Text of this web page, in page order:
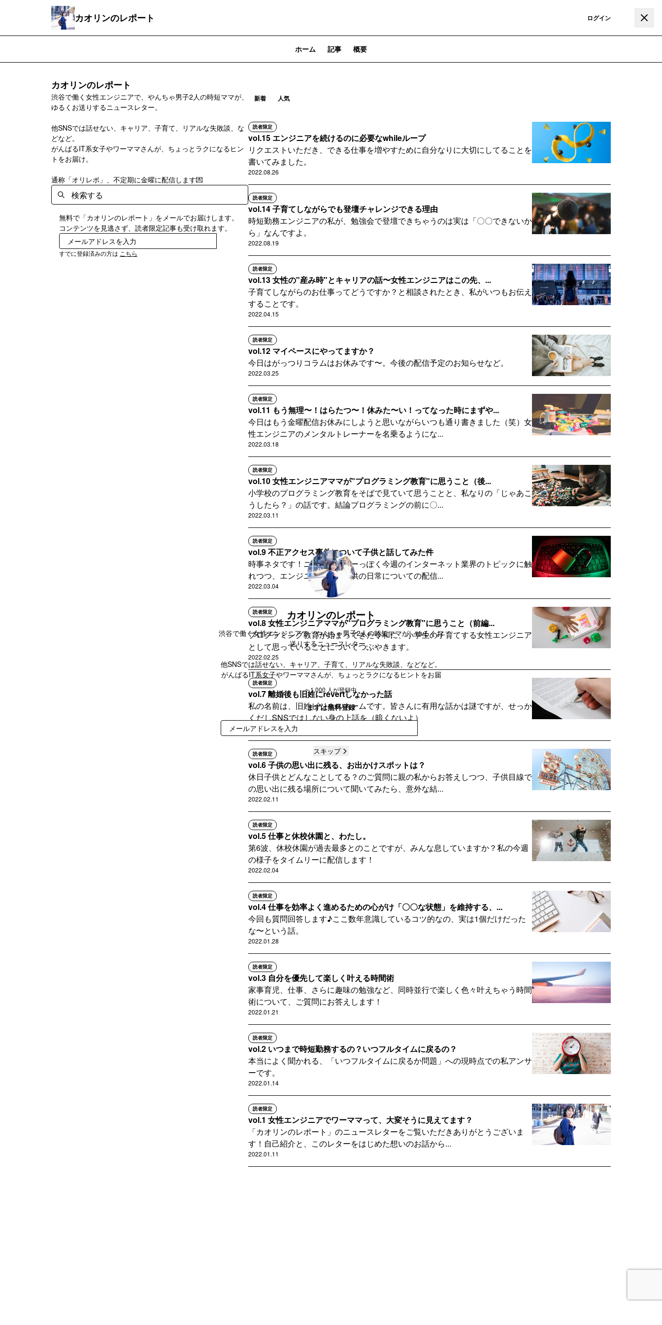
カオリンのレポート ログイン
ホーム 記事 概要
カオリンのレポート
渋谷で働く女性エンジニアで、やんちゃ男子2人の時短ママが、
ゆるくお送りするニュースレター。
他SNSでは話せない、キャリア、子育て、リアルな失敗談、な
どなど。
がんばるIT系女子やワーママさんが、ちょっとラクになるヒン
トをお届け。
通称「オリレポ」、不定期に金曜に配信します💌
無料で「カオリンのレポート」をメールでお届けします。
コンテンツを見逃さず、読者限定記事も受け取れます。
すでに登録済みの方は こちら
新着 人気
読者限定
vol.15 エンジニアを続けるのに必要なwhileループ
リクエストいただき、できる仕事を増やすために自分なりに大切にしてることを
書いてみました。
2022.08.26
読者限定
vol.14 子育てしながらでも登壇チャレンジできる理由
時短勤務エンジニアの私が、勉強会で登壇できちゃうのは実は「〇〇できないか
ら」なんですよ。
2022.08.19
読者限定
vol.13 女性の"産み時"とキャリアの話〜女性エンジニアはこの先、...
子育てしながらのお仕事ってどうですか？と相談されたとき、私がいつもお伝え
することです。
2022.04.15
読者限定
vol.12 マイペースにやってますか？
今日はがっつりコラムはお休みです〜。今後の配信予定のお知らせなど。
2022.03.25
読者限定
vol.11 もう無理〜！はらたつ〜！休みた〜い！ってなった時にまずや...
今日はもう金曜配信お休みにしようと思いながらいつも通り書きました（笑）女
性エンジニアのメンタルトレーナーを名乗るようにな...
2022.03.18
読者限定
vol.10 女性エンジニアママが"プログラミング教育"に思うこと（後...
小学校のプログラミング教育をそばで見ていて思うことと、私なりの「じゃあこ
うしたら？」の話です。結論プログラミングの前に〇...
2022.03.11
読者限定
vol.9 不正アクセス事件について子供と話してみた件
時事ネタです！ニュースレターっぽく今週のインターネット業界のトピックに触
れつつ、エンジニアママと子供の日常についての配信...
2022.03.04
読者限定
vol.8 女性エンジニアママが"プログラミング教育"に思うこと（前編...
プログラミング教育が始まってきた令和に、小学生の子育てする女性エンジニア
として思っていることについてつぶやきます。
2022.02.25
読者限定
vol.7 離婚後も旧姓にrevertしなかった話
私の名前は、旧姓ビジネスネームです。皆さんに有用な話かは謎ですが、せっか
くだしSNSではしない身の上話を（暗くないよ）
2022.02.18
読者限定
vol.6 子供の思い出に残る、お出かけスポットは？
休日子供とどんなことしてる？のご質問に親の私からお答えしつつ、子供目線で
の思い出に残る場所について聞いてみたら、意外な結...
2022.02.11
読者限定
vol.5 仕事と休校休園と、わたし。
第6波、休校休園が過去最多とのことですが、みんな息していますか？私の今週
の様子をタイムリーに配信します！
2022.02.04
読者限定
vol.4 仕事を効率よく進めるための心がけ「〇〇な状態」を維持する、...
今回も質問回答します♪ここ数年意識しているコツ的なの、実は1個だけだった
な〜という話。
2022.01.28
読者限定
vol.3 自分を優先して楽しく叶える時間術
家事育児、仕事、さらに趣味の勉強など、同時並行で楽しく色々叶えちゃう時間
術について、ご質問にお答えします！
2022.01.21
読者限定
vol.2 いつまで時短勤務するの？いつフルタイムに戻るの？
本当によく聞かれる、「いつフルタイムに戻るか問題」への現時点での私アンサ
ーです。
2022.01.14
読者限定
vol.1 女性エンジニアでワーママって、大変そうに見えてます？
「カオリンのレポート」のニュースレターをご覧いただきありがとうございま
す！自己紹介と、このレターをはじめた想いのお話から...
2022.01.11
カオリンのレポート
渋谷で働く女性エンジニアで、やんちゃ男子2人の時短ママが、ゆるくお
送りするニュースレター。
他SNSでは話せない、キャリア、子育て、リアルな失敗談、などなど。
がんばるIT系女子やワーママさんが、ちょっとラクになるヒントをお届
け。
通称「オリレポ」、不定期に金曜に配信します💌
~ 1,000 人が登録中
まずは無料登録
スキップ